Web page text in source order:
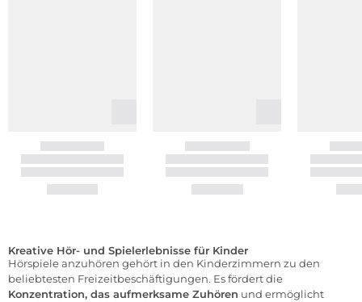
Kreative Hör- und Spielerlebnisse für Kinder
Hörspiele anzuhören gehört in den Kinderzimmern zu den
beliebtesten Freizeitbeschäftigungen. Es fördert die
Konzentration, das aufmerksame Zuhören und ermöglicht